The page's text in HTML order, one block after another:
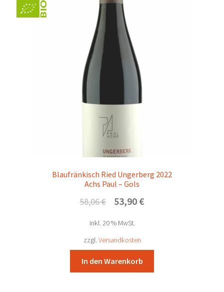
Blaufränkisch Ried Ungerberg 2022
Achs Paul – Gols
58,06€
Ursprünglicher
war:
58,06 €
53,90 €Aktueller
inkl. 20 % MwSt.
zzgl. Versandkosten
In den Warenkorb